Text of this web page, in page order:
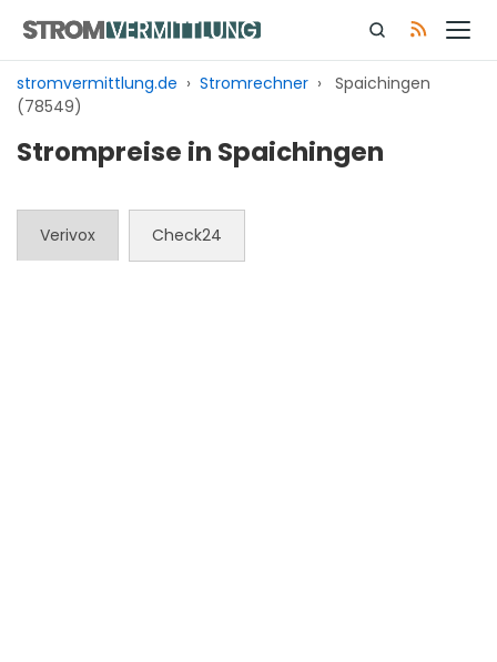
Inhalt
springen
stromvermittlung.de › Stromrechner › Spaichingen
(78549)
Strompreise in Spaichingen
Verivox Check24